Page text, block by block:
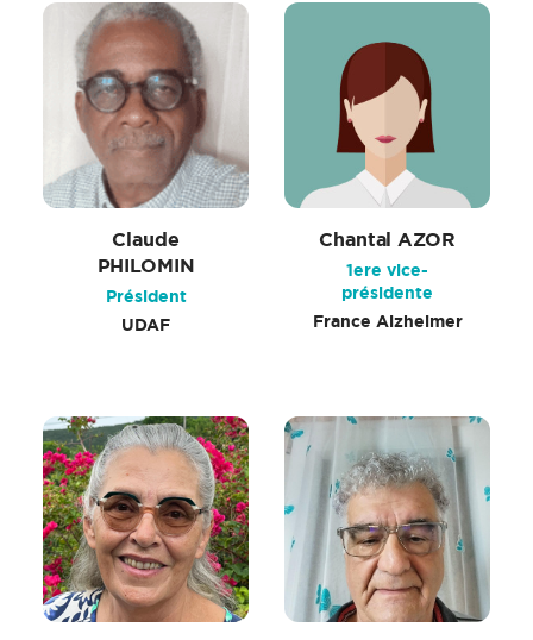
Claude
PHILOMIN
Président
UDAF
Chantal AZOR
1ere vice-
présidente
France Alzheimer